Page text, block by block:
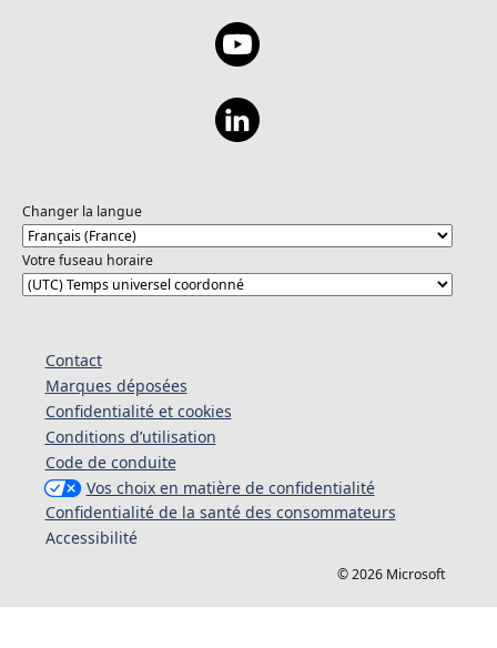
Changer la langue
Votre fuseau horaire
Contact
Marques déposées
Confidentialité et cookies
Conditions d’utilisation
Code de conduite
Vos choix en matière de confidentialité
Confidentialité de la santé des consommateurs
Accessibilité
© 2026 Microsoft